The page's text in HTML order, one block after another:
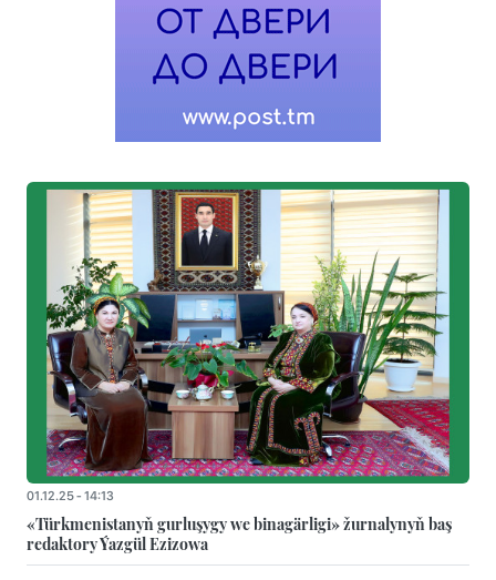
01.12.25 - 14:13
«Türkmenistanyň gurluşygy we binagärligi» žurnalynyň baş
redaktory Ýazgül Ezizowa